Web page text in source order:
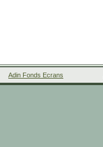
Adin Fonds Ecrans